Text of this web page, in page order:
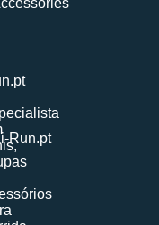
i-Run.pt